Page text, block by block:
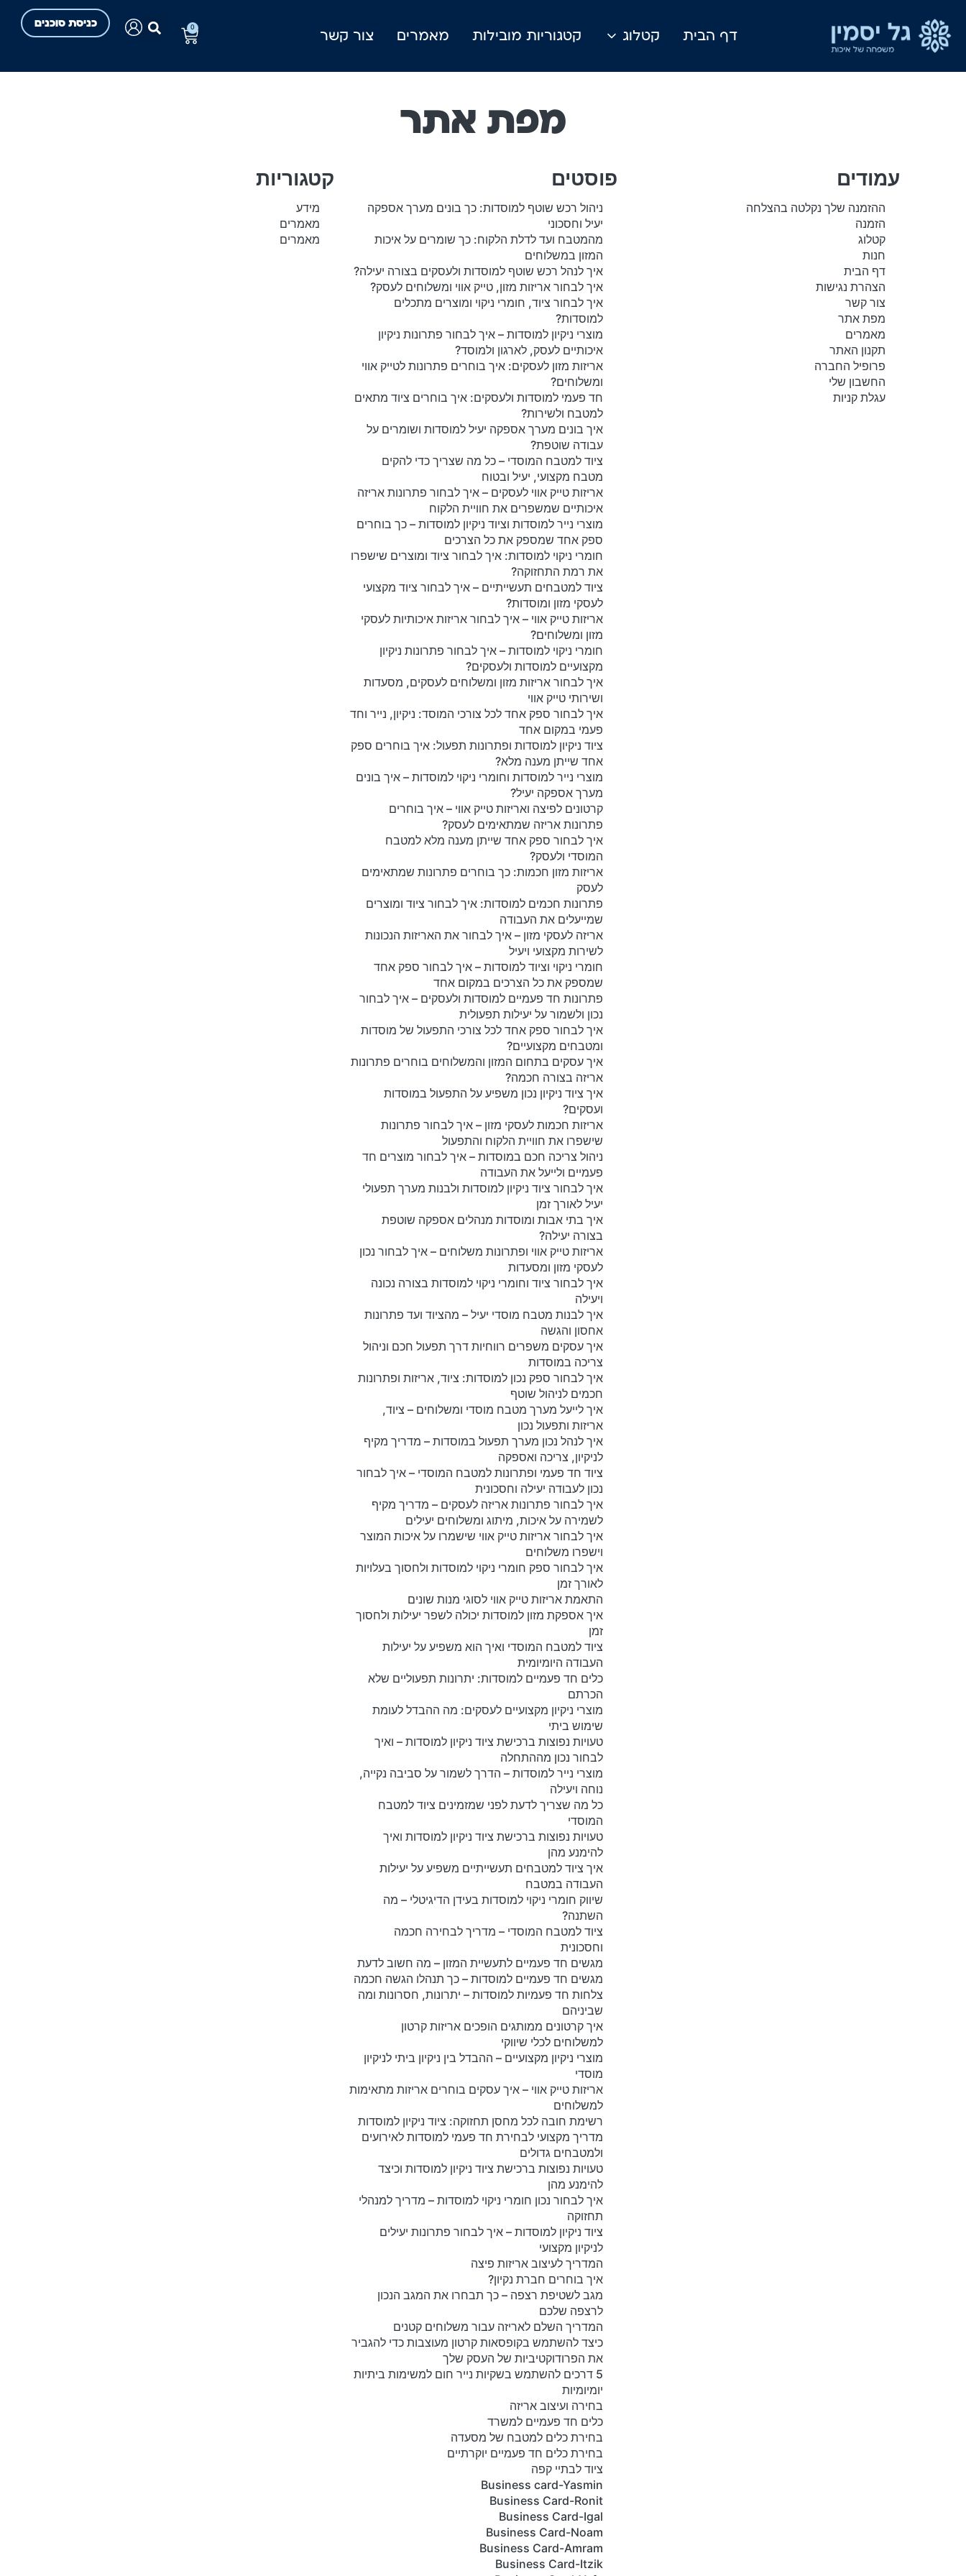
דף הבית קטלוג קטגוריות מובילות מאמרים צור קשר
כניסת סוכנים 0
מפת אתר
עמודים
ההזמנה שלך נקלטה בהצלחה
הזמנה
קטלוג
חנות
דף הבית
הצהרת נגישות
צור קשר
מפת אתר
מאמרים
תקנון האתר
פרופיל החברה
החשבון שלי
עגלת קניות
פוסטים
ניהול רכש שוטף למוסדות: כך בונים מערך אספקה
יעיל וחסכוני
מהמטבח ועד לדלת הלקוח: כך שומרים על איכות
המזון במשלוחים
איך לנהל רכש שוטף למוסדות ולעסקים בצורה יעילה?
איך לבחור אריזות מזון, טייק אווי ומשלוחים לעסק?
איך לבחור ציוד, חומרי ניקוי ומוצרים מתכלים
למוסדות?
מוצרי ניקיון למוסדות – איך לבחור פתרונות ניקיון
איכותיים לעסק, לארגון ולמוסד?
אריזות מזון לעסקים: איך בוחרים פתרונות לטייק אווי
ומשלוחים?
חד פעמי למוסדות ולעסקים: איך בוחרים ציוד מתאים
למטבח ולשירות?
איך בונים מערך אספקה יעיל למוסדות ושומרים על
עבודה שוטפת?
ציוד למטבח המוסדי – כל מה שצריך כדי להקים
מטבח מקצועי, יעיל ובטוח
אריזות טייק אווי לעסקים – איך לבחור פתרונות אריזה
איכותיים שמשפרים את חוויית הלקוח
מוצרי נייר למוסדות וציוד ניקיון למוסדות – כך בוחרים
ספק אחד שמספק את כל הצרכים
חומרי ניקוי למוסדות: איך לבחור ציוד ומוצרים שישפרו
את רמת התחזוקה?
ציוד למטבחים תעשייתיים – איך לבחור ציוד מקצועי
לעסקי מזון ומוסדות?
אריזות טייק אווי – איך לבחור אריזות איכותיות לעסקי
מזון ומשלוחים?
חומרי ניקוי למוסדות – איך לבחור פתרונות ניקיון
מקצועיים למוסדות ולעסקים?
איך לבחור אריזות מזון ומשלוחים לעסקים, מסעדות
ושירותי טייק אווי
איך לבחור ספק אחד לכל צורכי המוסד: ניקיון, נייר וחד
פעמי במקום אחד
ציוד ניקיון למוסדות ופתרונות תפעול: איך בוחרים ספק
אחד שייתן מענה מלא?
מוצרי נייר למוסדות וחומרי ניקוי למוסדות – איך בונים
מערך אספקה יעיל?
קרטונים לפיצה ואריזות טייק אווי – איך בוחרים
פתרונות אריזה שמתאימים לעסק?
איך לבחור ספק אחד שייתן מענה מלא למטבח
המוסדי ולעסק?
אריזות מזון חכמות: כך בוחרים פתרונות שמתאימים
לעסק
פתרונות חכמים למוסדות: איך לבחור ציוד ומוצרים
שמייעלים את העבודה
אריזה לעסקי מזון – איך לבחור את האריזות הנכונות
לשירות מקצועי ויעיל
חומרי ניקוי וציוד למוסדות – איך לבחור ספק אחד
שמספק את כל הצרכים במקום אחד
פתרונות חד פעמיים למוסדות ולעסקים – איך לבחור
נכון ולשמור על יעילות תפעולית
איך לבחור ספק אחד לכל צורכי התפעול של מוסדות
ומטבחים מקצועיים?
איך עסקים בתחום המזון והמשלוחים בוחרים פתרונות
אריזה בצורה חכמה?
איך ציוד ניקיון נכון משפיע על התפעול במוסדות
ועסקים?
אריזות חכמות לעסקי מזון – איך לבחור פתרונות
שישפרו את חוויית הלקוח והתפעול
ניהול צריכה חכם במוסדות – איך לבחור מוצרים חד
פעמיים ולייעל את העבודה
איך לבחור ציוד ניקיון למוסדות ולבנות מערך תפעולי
יעיל לאורך זמן
איך בתי אבות ומוסדות מנהלים אספקה שוטפת
בצורה יעילה?
אריזות טייק אווי ופתרונות משלוחים – איך לבחור נכון
לעסקי מזון ומסעדות
איך לבחור ציוד וחומרי ניקוי למוסדות בצורה נכונה
ויעילה
איך לבנות מטבח מוסדי יעיל – מהציוד ועד פתרונות
אחסון והגשה
איך עסקים משפרים רווחיות דרך תפעול חכם וניהול
צריכה במוסדות
איך לבחור ספק נכון למוסדות: ציוד, אריזות ופתרונות
חכמים לניהול שוטף
איך לייעל מערך מטבח מוסדי ומשלוחים – ציוד,
אריזות ותפעול נכון
איך לנהל נכון מערך תפעול במוסדות – מדריך מקיף
לניקיון, צריכה ואספקה
ציוד חד פעמי ופתרונות למטבח המוסדי – איך לבחור
נכון לעבודה יעילה וחסכונית
איך לבחור פתרונות אריזה לעסקים – מדריך מקיף
לשמירה על איכות, מיתוג ומשלוחים יעילים
איך לבחור אריזות טייק אווי שישמרו על איכות המוצר
וישפרו משלוחים
איך לבחור ספק חומרי ניקוי למוסדות ולחסוך בעלויות
לאורך זמן
התאמת אריזות טייק אווי לסוגי מנות שונים
איך אספקת מזון למוסדות יכולה לשפר יעילות ולחסוך
זמן
ציוד למטבח המוסדי ואיך הוא משפיע על יעילות
העבודה היומיומית
כלים חד פעמיים למוסדות: יתרונות תפעוליים שלא
הכרתם
מוצרי ניקיון מקצועיים לעסקים: מה ההבדל לעומת
שימוש ביתי
טעויות נפוצות ברכישת ציוד ניקיון למוסדות – ואיך
לבחור נכון מההתחלה
מוצרי נייר למוסדות – הדרך לשמור על סביבה נקייה,
נוחה ויעילה
כל מה שצריך לדעת לפני שמזמינים ציוד למטבח
המוסדי
טעויות נפוצות ברכישת ציוד ניקיון למוסדות ואיך
להימנע מהן
איך ציוד למטבחים תעשייתיים משפיע על יעילות
העבודה במטבח
שיווק חומרי ניקוי למוסדות בעידן הדיגיטלי – מה
השתנה?
ציוד למטבח המוסדי – מדריך לבחירה חכמה
וחסכונית
מגשים חד פעמיים לתעשיית המזון – מה חשוב לדעת
מגשים חד פעמיים למוסדות – כך תנהלו הגשה חכמה
צלחות חד פעמיות למוסדות – יתרונות, חסרונות ומה
שביניהם
איך קרטונים ממותגים הופכים אריזות קרטון
למשלוחים לכלי שיווקי
מוצרי ניקיון מקצועיים – ההבדל בין ניקיון ביתי לניקיון
מוסדי
אריזות טייק אווי – איך עסקים בוחרים אריזות מתאימות
למשלוחים
רשימת חובה לכל מחסן תחזוקה: ציוד ניקיון למוסדות
מדריך מקצועי לבחירת חד פעמי למוסדות לאירועים
ולמטבחים גדולים
טעויות נפוצות ברכישת ציוד ניקיון למוסדות וכיצד
להימנע מהן
איך לבחור נכון חומרי ניקוי למוסדות – מדריך למנהלי
תחזוקה
ציוד ניקיון למוסדות – איך לבחור פתרונות יעילים
לניקיון מקצועי
המדריך לעיצוב אריזות פיצה
איך בוחרים חברת נקיון?
מגב לשטיפת רצפה – כך תבחרו את המגב הנכון
לרצפה שלכם
המדריך השלם לאריזה עבור משלוחים קטנים
כיצד להשתמש בקופסאות קרטון מעוצבות כדי להגביר
את הפרודוקטיביות של העסק שלך
5 דרכים להשתמש בשקיות נייר חום למשימות ביתיות
יומיומיות
בחירה ועיצוב אריזה
כלים חד פעמיים למשרד
בחירת כלים למטבח של מסעדה
בחירת כלים חד פעמיים יוקרתיים
ציוד לבתיי קפה
Business card-Yasmin
Business Card-Ronit
Business Card-Igal
Business Card-Noam
Business Card-Amram
Business Card-Itzik
קטגוריות
מידע
מאמרים
מאמרים